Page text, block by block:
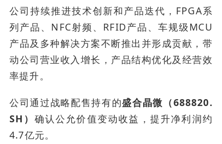
公司持续推进技术创新和产品迭代，FPGA系
列产品、NFC射频、RFID产品、车规级MCU
产品及多种解决方案不断推出并形成贡献，带
动公司营业收入增长，产品结构优化及经营效
率提升。
公司通过战略配售持有的盛合晶微（688820.
SH） 确认公允价值变动收益，提升净利润约
4.7亿元。